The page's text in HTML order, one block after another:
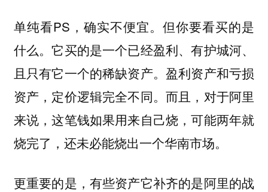
单纯看PS，确实不便宜。但你要看买的是
什么。它买的是一个已经盈利、有护城河、
且只有它一个的稀缺资产。盈利资产和亏损
资产，定价逻辑完全不同。而且，对于阿里
来说，这笔钱如果用来自己烧，可能两年就
烧完了，还未必能烧出一个华南市场。
更重要的是，有些资产它补齐的是阿里的战